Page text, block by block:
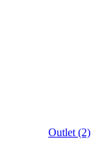
Outlet (2)